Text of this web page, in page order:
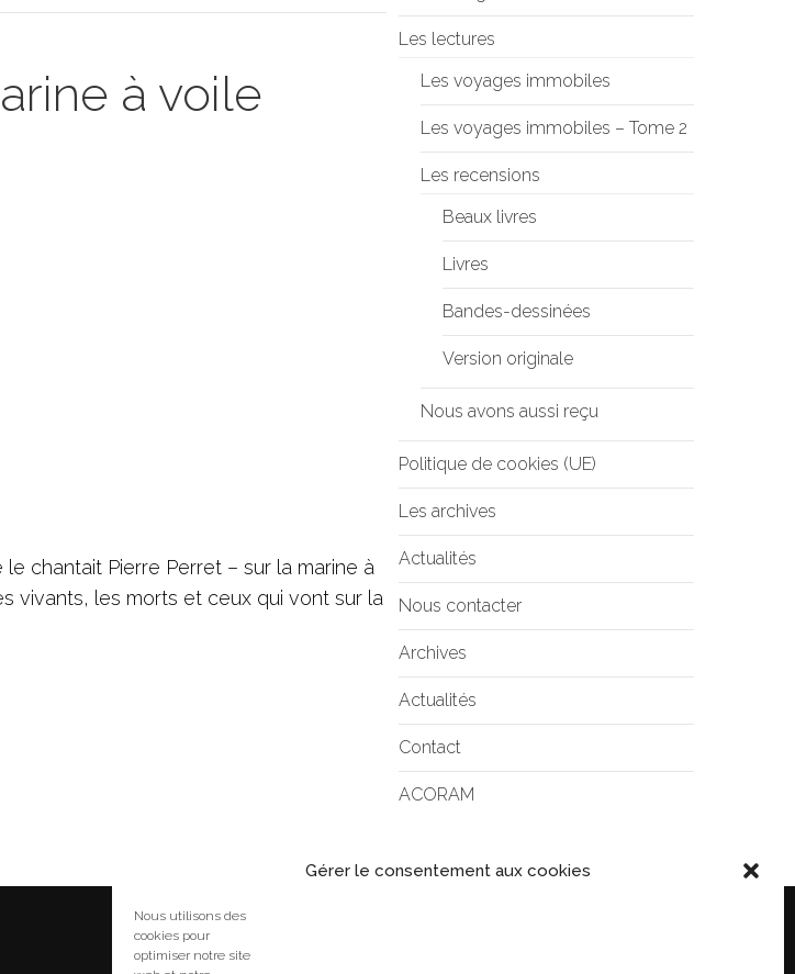
Gérer le consentement aux cookies
Nous utilisons des
cookies pour
optimiser notre site
à voile
chantait Pierre Perret – sur la marine à
vivants, les morts et ceux qui vont sur la
Les lectures
Les voyages immobiles
Les voyages immobiles – Tome 2
Les recensions
Beaux livres
Livres
Bandes-dessinées
Version originale
Nous avons aussi reçu
Politique de cookies (UE)
Les archives
Actualités
Nous contacter
Archives
Actualités
Contact
ACORAM